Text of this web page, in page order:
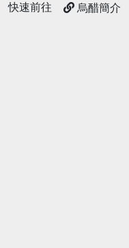
快速前往 烏醋簡介